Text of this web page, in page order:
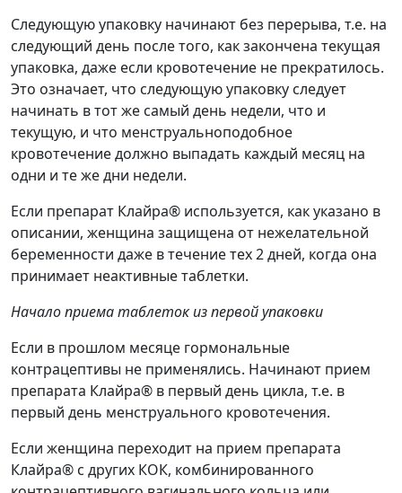
Следующую упаковку начинают без перерыва, т.е. на
следующий день после того, как закончена текущая
упаковка, даже если кровотечение не прекратилось.
Это означает, что следующую упаковку следует
начинать в тот же самый день недели, что и
текущую, и что менструальноподобное
кровотечение должно выпадать каждый месяц на
одни и те же дни недели.
Если препарат Клайра® используется, как указано в
описании, женщина защищена от нежелательной
беременности даже в течение тех 2 дней, когда она
принимает неактивные таблетки.
Начало приема таблеток из первой упаковки
Если в прошлом месяце гормональные
контрацептивы не применялись. Начинают прием
препарата Клайра® в первый день цикла, т.е. в
первый день менструального кровотечения.
Если женщина переходит на прием препарата
Клайра® с других КОК, комбинированного